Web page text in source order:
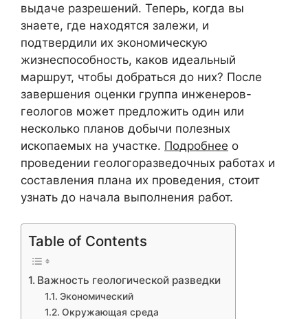
выдаче разрешений. Теперь, когда вы
знаете, где находятся залежи, и
подтвердили их экономическую
жизнеспособность, каков идеальный
маршрут, чтобы добраться до них? После
завершения оценки группа инженеров-
геологов может предложить один или
несколько планов добычи полезных
ископаемых на участке. Подробнее о
проведении геологоразведочных работах и
составления плана их проведения, стоит
узнать до начала выполнения работ.
Table of Contents
Важность геологической разведки
Экономический
Окружающая среда